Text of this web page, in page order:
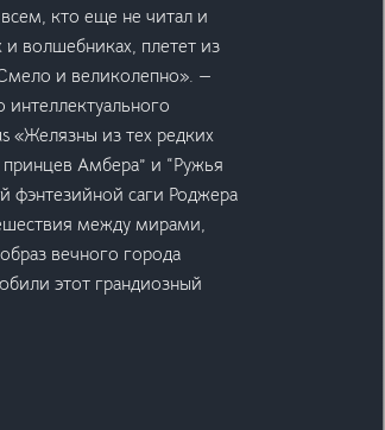
кто еще не читал и
и волшебниках, плетет из
и великолепно». —
интеллектуального
«Желязны из тех редких
Амбера” и “Ружья
фэнтезийной саги Роджера
между мирами,
вечного города
этот грандиозный